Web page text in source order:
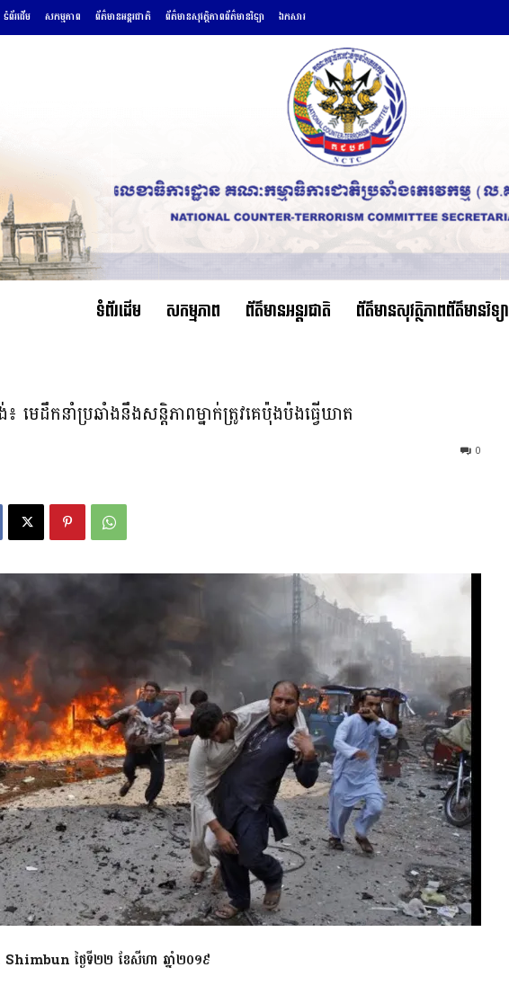
ទំព័រដើម សកម្មភាព ព័ត៌មានអន្តរជាតិ ព័ត៌មានសុវត្ថិភាពព័ត៌មានវិទ្យា ឯកសារ
ទំព័រដើម សកម្មភាព ព័ត៌មានអន្តរជាតិ ព័ត៌មានសុវត្ថិភាពព័ត៌មានវិទ្យា
៖ មេដឹកនាំប្រឆាំងនឹងសន្តិភាពម្នាក់ត្រូវគេប៉ុងប៉ងធ្វើឃាត
0
ថ្ងៃទី២២ ខែសីហា ឆ្នាំ២០១៩